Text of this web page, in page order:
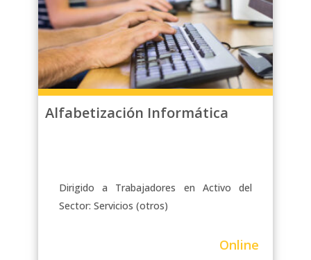
Alfabetización Informática
Dirigido a Trabajadores en Activo del
Sector: Servicios (otros)
Online